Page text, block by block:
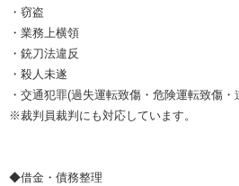
・窃盗
・業務上横領
・銃刀法違反
・殺人未遂
・交通犯罪(過失運転致傷・危険運転致傷
※裁判員裁判にも対応しています。
◆借金・債務整理